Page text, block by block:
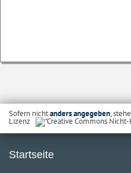
Sofern nichtanders angegeben,
Lizenz
Startseite